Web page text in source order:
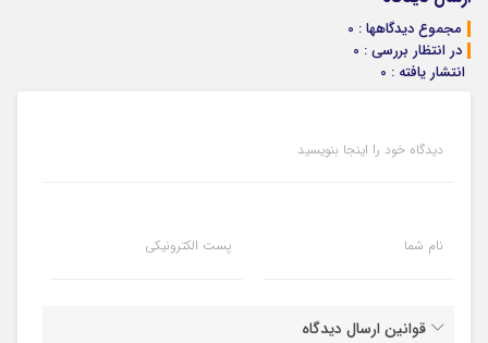
ثبت کن
مجموع دیدگاهها : 0
در انتظار بررسی : 0
انتشار یافته : 0
دیدگاه خود را اینجا بنویسید
نام شما پست الکترونیکی
قوانین ارسال دیدگاه